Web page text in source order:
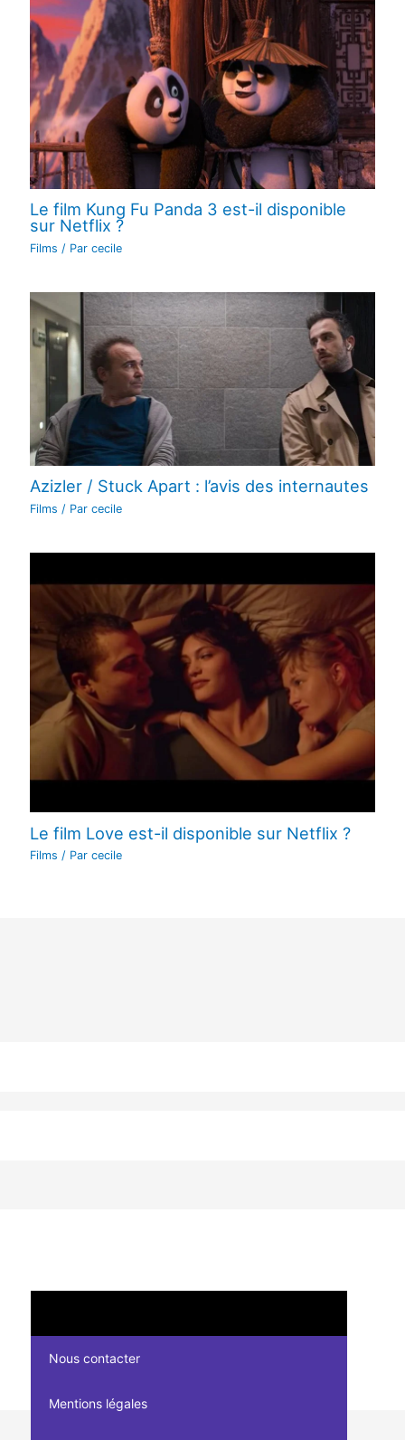
Le film Kung Fu Panda 3 est-il disponible
sur Netflix ?
Films / Par cecile
Azizler / Stuck Apart : l’avis des internautes
Films / Par cecile
Le film Love est-il disponible sur Netflix ?
Films / Par cecile
Nous contacter
Mentions légales